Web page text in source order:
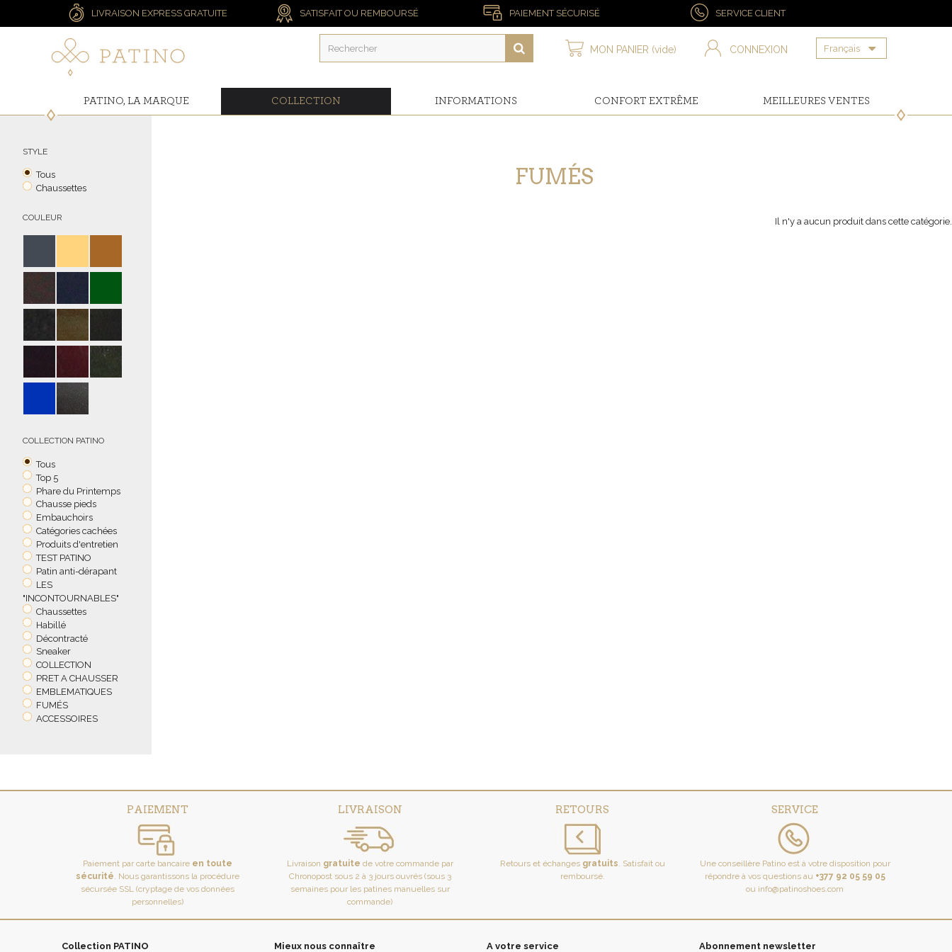
LIVRAISON EXPRESS GRATUITE SATISFAIT OU REMBOURSÉ PAIEMENT SÉCURISÉ SERVICE CLIENT
Français
CONNEXION
MON PANIER (vide)
PATINO, LA MARQUE COLLECTION INFORMATIONS CONFORT EXTRÊME MEILLEURES VENTES
STYLE
Tous
Chaussettes
COULEUR
COLLECTION PATINO
Tous
Top 5
Phare du Printemps
Chausse pieds
Embauchoirs
Catégories cachées
Produits d'entretien
TEST PATINO
Patin anti-dérapant
LES
"INCONTOURNABLES"
Chaussettes
Habillé
Décontracté
Sneaker
COLLECTION
PRET A CHAUSSER
EMBLEMATIQUES
FUMÉS
ACCESSOIRES
FUMÉS
Il n'y a aucun produit dans cette catégorie.
PAIEMENT
Paiement par carte bancaire en toute
sécurité. Nous garantissons la procédure
sécursée SSL (cryptage de vos données
personnelles)
LIVRAISON
Livraison gratuite de votre commande par
Chronopost sous 2 à 3 jours ouvrés (sous 3
semaines pour les patines manuelles sur
commande)
RETOURS
Retours et échanges gratuits. Satisfait ou
remboursé.
SERVICE
Une conseillère Patino est à votre disposition pour
répondre à vos questions au +377 92 05 59 05
ou info@patinoshoes.com
Collection PATINO Mieux nous connaître A votre service Abonnement newsletter